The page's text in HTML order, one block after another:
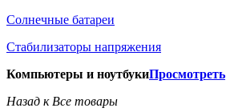
Солнечные батареи
Стабилизаторы напряжения
Компьютеры и ноутбукиПросмотреть
Назад к Все товары